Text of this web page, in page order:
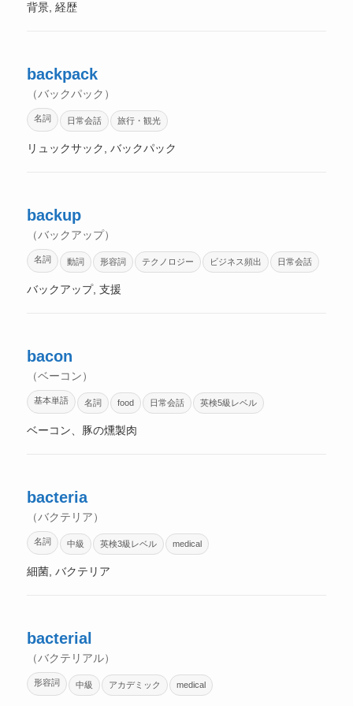
背景, 経歴
backpack
（バックパック）
名詞 日常会話 旅行・観光
リュックサック, バックパック
backup
（バックアップ）
名詞 動詞 形容詞 テクノロジー ビジネス頻出 日常会話
バックアップ, 支援
bacon
（ベーコン）
基本単語 名詞 food 日常会話 英検5級レベル
ベーコン、豚の燻製肉
bacteria
（バクテリア）
名詞 中級 英検3級レベル medical
細菌, バクテリア
bacterial
（バクテリアル）
形容詞 中級 アカデミック medical